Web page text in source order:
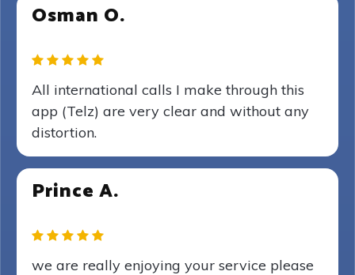
Osman O.
All international calls I make through this
app (Telz) are very clear and without any
distortion.
Prince A.
we are really enjoying your service please